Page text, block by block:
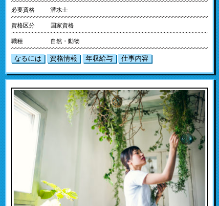
必要資格 潜水士
資格区分 国家資格
職種 自然・動物
なるには 資格情報 年収給与 仕事内容